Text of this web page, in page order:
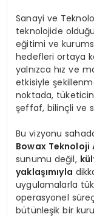
Sanayi ve
teknolojide
eğitimi ve
hedefleri ortaya
yalnızca hız ve
etkisiyle
noktada,
şeffaf, bilinçli ve
Bu vizyonu
Bowax Teknoloji
sunumu değil,
yaklaşımıyla
uygulamalarla
operasyonel
bütünleşik bir